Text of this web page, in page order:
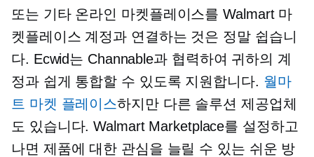
또는 기타 온라인 마켓플레이스를 Walmart 마
켓플레이스 계정과 연결하는 것은 정말 쉽습니
다. Ecwid는 Channable과 협력하여 귀하의 계
정과 쉽게 통합할 수 있도록 지원합니다. 월마
트 마켓 플레이스하지만 다른 솔루션 제공업체
도 있습니다. Walmart Marketplace를 설정하고
나면 제품에 대한 관심을 늘릴 수 있는 쉬운 방